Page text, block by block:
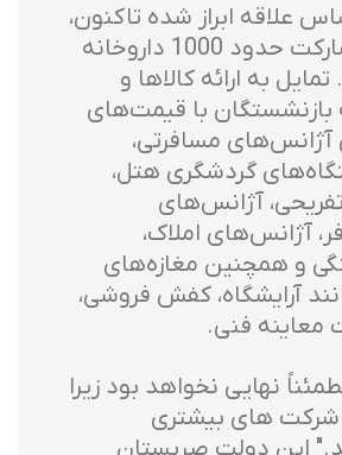
علاقه ابراز شده تاکنون،
چادژ انتظار مشارکت حدود 1000 داروخانه
به ارائه کالاها و
با قیمت‌های
آژانس‌های مسافرتی،
گردشگری هتل،
آژانس‌های
آژانس‌های املاک،
و همچنین مغازه‌های
آرایشگاه، کفش فروشی،
معاینه فنی.
نهایی نخواهد بود زیرا
شرکت های بیشتری
این دولت صربستان